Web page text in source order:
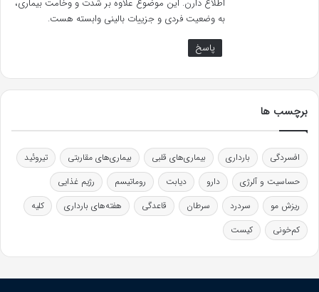
اطلاع دارن. این موضوع علاوه بر شدت و وخامت بیماری،
به وضعیت فردی و جزییات بالینی وابسته هست.
پاسخ
برچسب ها
افسردگی بارداری بیماری‌های قلبی بیماری‌های مقاربتی
تیروئید
حساسیت و آلرژی
دارو دیابت روماتیسم
رژیم غذایی
ریزش مو
سردرد سرطان قاعدگی هفته‌های بارداری
کلیه
کم‌خونی
کیست